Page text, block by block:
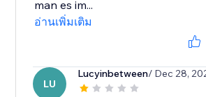
man es im...
อ่านเพิ่มเติม
LU
Lucyinbetween/ Dec 28,